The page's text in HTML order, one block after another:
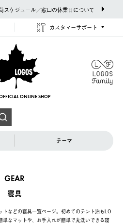
ケジュール／窓口の休業日について
カスタマーサポート
ONLINE SHOP
テーマ
GEAR
寝具
トなどの寝具一覧ページ。初めてのテント泊もLO
なマットや、お手入れが簡単で丸洗いできる寝